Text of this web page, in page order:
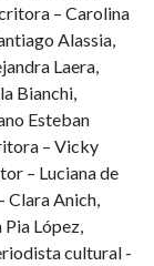
– Carolina
Alassia,
Laera,
Bianchi,
Esteban
– Vicky
– Luciana de
Clara Anich,
López,
cultural -